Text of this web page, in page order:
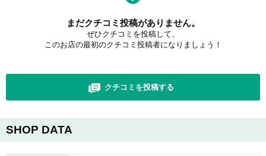
まだクチコミ投稿がありません。
ぜひクチコミを投稿して、
このお店の最初のクチコミ投稿者になりましょう！
クチコミを投稿する
SHOP DATA